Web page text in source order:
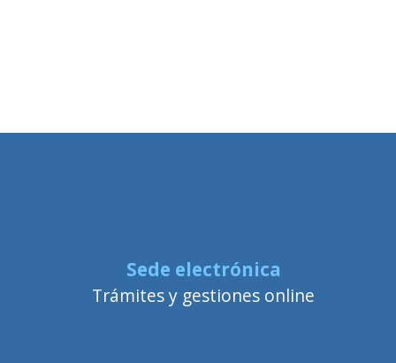
Sede electrónica
Trámites y gestiones online